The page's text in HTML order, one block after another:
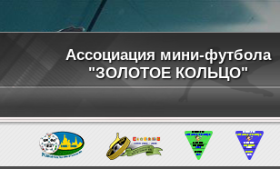
Ассоциация мини-футбола
"ЗОЛОТОЕ КОЛЬЦО"